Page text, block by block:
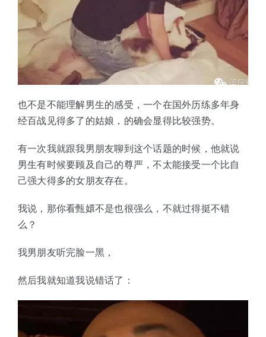
也不是不能理解男生的感受，一个在国外历练多年身
经百战见得多了的姑娘，的确会显得比较强势。
有一次我就跟我男朋友聊到这个话题的时候，他就说
男生有时候要顾及自己的尊严，不太能接受一个比自
己强大得多的女朋友存在。
我说，那你看甄嬛不是也很强么，不就过得挺不错
么？
我男朋友听完脸一黑，
然后我就知道我说错话了：